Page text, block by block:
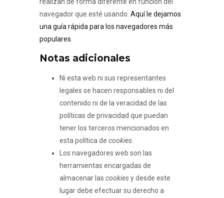
navegador que esté usando. Aquí le dejamos
una guía rápida para los navegadores más
populares
Notas adicionales
Ni esta web ni sus representantes
legales se hacen responsables ni del
contenido ni de la veracidad de las
políticas de privacidad que puedan
tener los terceros mencionados en
esta política de cookies
Los navegadores web son las
herramientas encargadas de
almacenar las cookiesy desde este
lugar debe efectuar su derecho a